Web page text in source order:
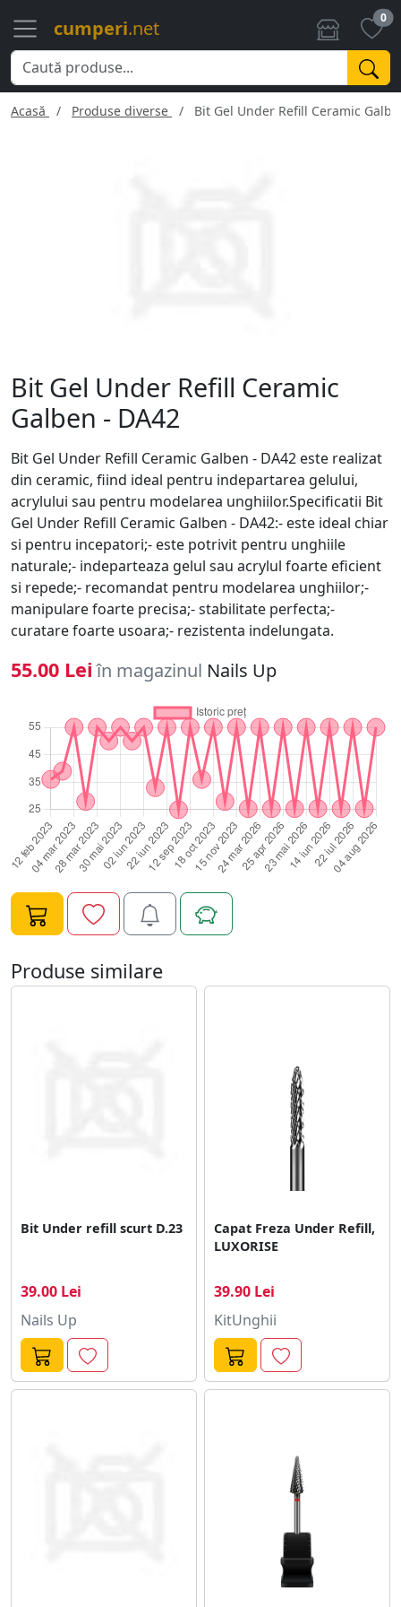
cumperi.net 0
Acasă Produse diverse Bit Gel Under Refill Ceramic
Bit Gel Under Refill Ceramic
Galben - DA42
Bit Gel Under Refill Ceramic Galben - DA42 este realizat
din ceramic, fiind ideal pentru indepartarea gelului,
acrylului sau pentru modelarea unghiilor.Specificatii Bit
Gel Under Refill Ceramic Galben - DA42:- este ideal chiar
si pentru incepatori;- este potrivit pentru unghiile
naturale;- indeparteaza gelul sau acrylul foarte eficient
si repede;- recomandat pentru modelarea unghiilor;-
manipulare foarte precisa;- stabilitate perfecta;-
curatare foarte usoara;- rezistenta indelungata.
55.00 Lei în magazinul Nails Up
Produse similare
Bit Under refill scurt D.23
39.00 Lei
Nails Up
Capat Freza Under Refill,
LUXORISE
39.90 Lei
KitUnghii